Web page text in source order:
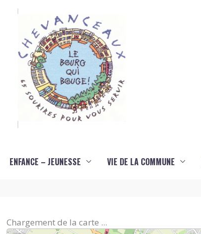
ENFANCE – JEUNESSE VIE DE LA COMMUNE
Chargement de la carte ...